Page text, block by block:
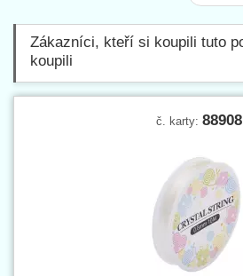
Zákazníci, kteří si koupili tuto
koupili
č. karty: 88908